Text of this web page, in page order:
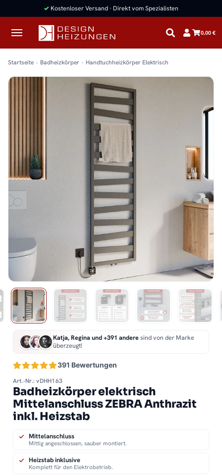
✓ Kostenloser Versand · Direkt vom Spezialisten
0,00 €
Startseite Badheizkörper Handtuchheizkörper Elektrisch
391 Bewertungen
Katja, Regina und +391 anderesind von der Marke
überzeugt!
Art.-Nr.: vDHH163
Badheizkörper elektrisch
Mittelanschluss ZEBRA Anthrazit
inkl. Heizstab
Mittelanschluss
Mittig angeschlossen, sauber montiert.
Heizstab inklusive
Komplett für den Elektrobetrieb.